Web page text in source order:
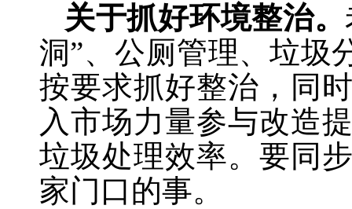
关于抓好环境整治。
洞”、公厕管理、垃圾
按要求抓好整治，同
入市场力量参与改造
垃圾处理效率。要同
家门口的事。